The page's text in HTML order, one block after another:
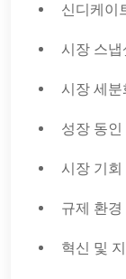
신디케이
시장 스냅
시장 세분
성장 동인
시장 기회
규제 환경
혁신 및